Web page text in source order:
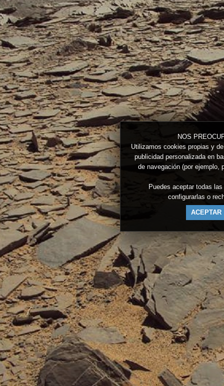
NOS
Utilizamos cookies propias y
publicidad personalizada en
de navegación (por
Puedes aceptar todas
configurarlas o
ACEPTAR